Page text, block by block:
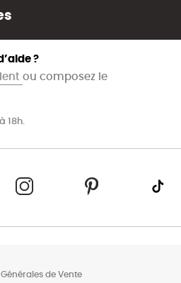
?
ou composez le
18h.
de Vente